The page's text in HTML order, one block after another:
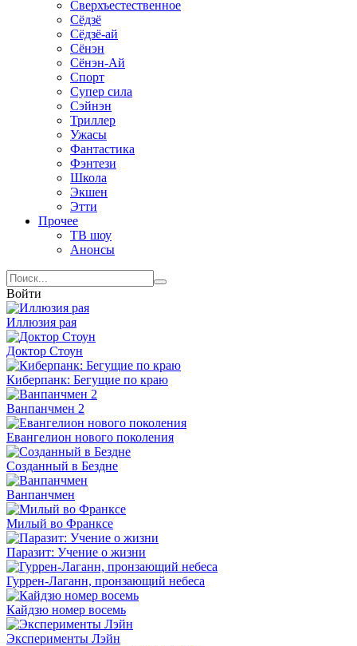
Сверхъестественное
Сёдзё
Сёдзё-ай
Сёнэн
Сёнэн-Ай
Спорт
Супер сила
Сэйнэн
Триллер
Ужасы
Фантастика
Фэнтези
Школа
Экшен
Этти
Прочее
ТВ шоу
Анонсы
Войти
Иллюзия рая
Доктор Стоун
Киберпанк: Бегущие по краю
Ванпанчмен 2
Евангелион нового поколения
Созданный в Бездне
Ванпанчмен
Милый во Франксе
Паразит: Учение о жизни
Гуррен-Лаганн, пронзающий небеса
Кайдзю номер восемь
Эксперименты Лэйн